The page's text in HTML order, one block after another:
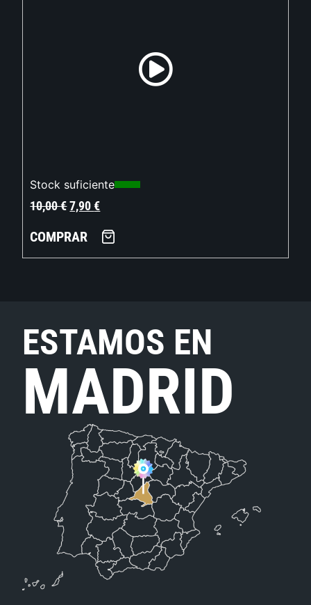
Stock suficiente
10,00€7,90€
COMPRAR
ESTAMOS EN
MADRID